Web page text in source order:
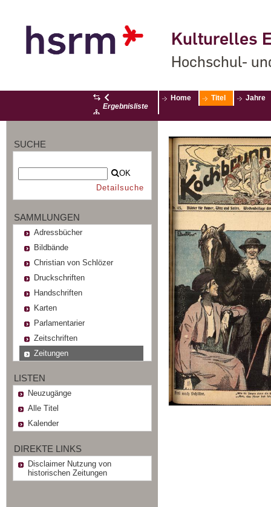
Kulturelles
Hochschul-
Ergebnisliste
Home Titel Jahre
SUCHE
OK
Detailsuche
SAMMLUNGEN
Adressbücher
Bildbände
Christian von Schlözer
Druckschriften
Handschriften
Karten
Parlamentarier
Zeitschriften
Zeitungen
LISTEN
Neuzugänge
Alle Titel
Kalender
DIREKTE LINKS
Disclaimer Nutzung von
historischen Zeitungen